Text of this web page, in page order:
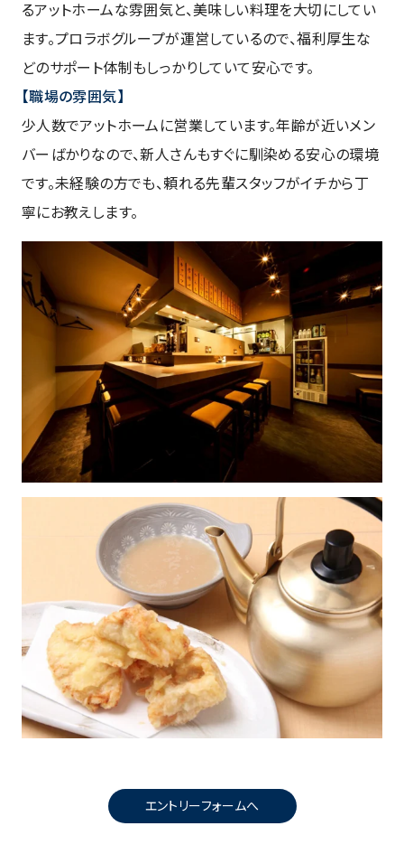
るアットホームな雰囲気と、美味しい料理を大切にしてい
ます。プロラボグループが運営しているので、福利厚生な
どのサポート体制もしっかりしていて安心です。
【職場の雰囲気】
少人数でアットホームに営業しています。年齢が近いメン
バーばかりなので、新人さんもすぐに馴染める安心の環境
です。未経験の方でも、頼れる先輩スタッフがイチから丁
寧にお教えします。
エントリーフォームへ